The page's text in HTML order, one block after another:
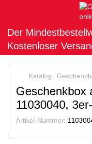
Der
Kostenloser
Katalog
Geschenkbox
11030040,
Artikel-Nummer: